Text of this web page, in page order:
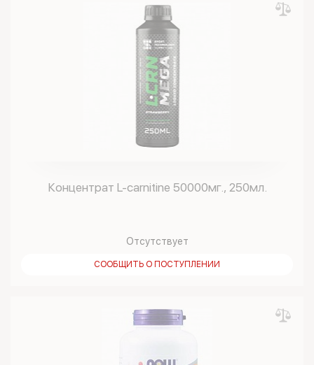
Концентрат L-carnitine 50000мг., 250мл.
Отсутствует
СООБЩИТЬ О ПОСТУПЛЕНИИ